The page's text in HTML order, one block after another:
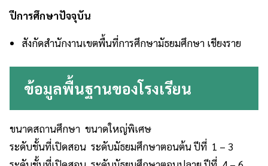
ปีการศึกษาปัจจุบัน
สังกัดสำนักงานเขตพื้นที่การศึกษามัธยมศึกษา เชียงราย
ข้อมูลพื้นฐานของโรงเรียน
ขนาดสถานศึกษา ขนาดใหญ่พิเศษ
ระดับชั้นที่เปิดสอน ระดับมัธยมศึกษาตอนต้น ปีที่ 1 – 3